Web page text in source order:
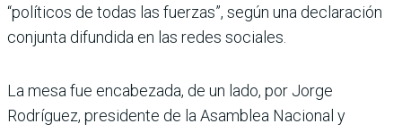
“políticos de todas las fuerzas”, según una declaración
conjunta difundida en las redes sociales.
La mesa fue encabezada, de un lado, por Jorge
Rodríguez, presidente de la Asamblea Nacional y